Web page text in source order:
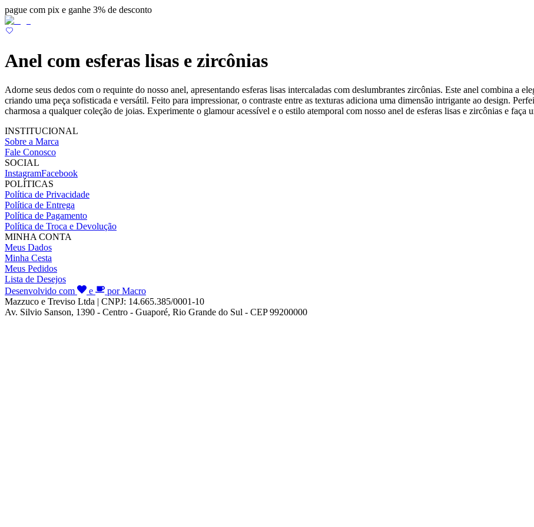
pague com pix e ganhe 3% de desconto
Anel com esferas lisas e zircônias
Adorne seus dedos com o requinte do nosso anel, apresentando esferas lisas intercaladas com deslumbrantes zircônias. Este anel combina a
criando uma peça sofisticada e versátil. Feito para impressionar, o contraste entre as texturas adiciona uma dimensão intrigante ao design.
charmosa a qualquer coleção de joias. Experimente o glamour acessível e o estilo atemporal com nosso anel de esferas lisas e zircônias e
INSTITUCIONAL
Sobre a Marca
Fale Conosco
SOCIAL
InstagramFacebook
POLÍTICAS
Política de Privacidade
Política de Entrega
Política de Pagamento
Política de Troca e Devolução
MINHA CONTA
Meus Dados
Minha Cesta
Meus Pedidos
Lista de Desejos
Desenvolvido com
e
por Macro
Mazzuco e Treviso Ltda | CNPJ: 14.665.385/0001-10
Av. Silvio Sanson, 1390 - Centro - Guaporé, Rio Grande do Sul - CEP 99200000